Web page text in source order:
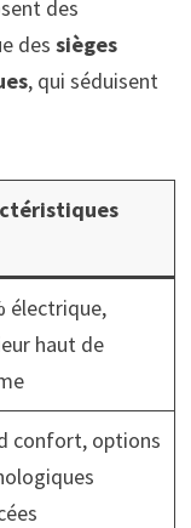
des
des sièges
, qui séduisent
électrique,
haut de
confort, options